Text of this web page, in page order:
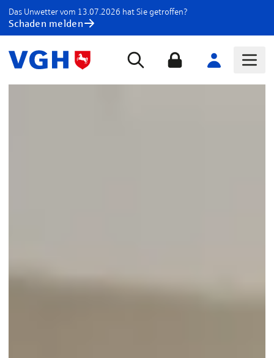
Das Unwetter vom 13.07.2026 hat Sie getroffen?
Schaden melden